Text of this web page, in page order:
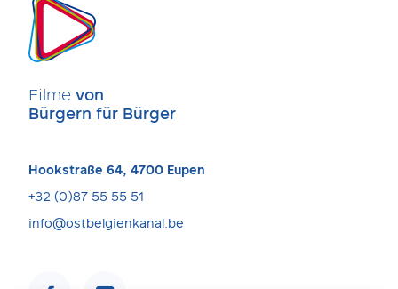
Filme von
Bürgern für Bürger
Hookstraße 64, 4700 Eupen
+32 (0)87 55 55 51
info@ostbelgienkanal.be